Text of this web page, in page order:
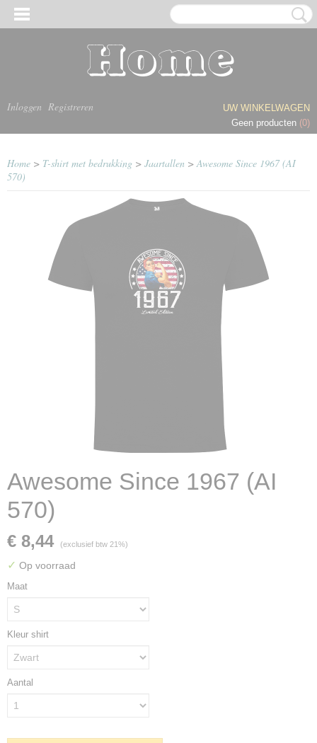
Inloggen Registreren
UW WINKELWAGEN
Geen producten (0)
Home > T-shirt met bedrukking > Jaartallen >Awesome Since 1967 (AI
570)
Awesome Since 1967 (AI
570)
€ 8,44 (exclusief btw 21%)
✓ Op voorraad
Maat
Kleur shirt
Aantal